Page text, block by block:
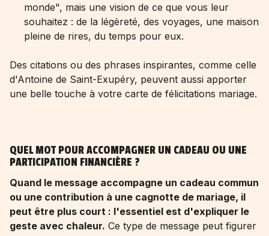
monde", mais une vision de ce que vous leur
souhaitez : de la légèreté, des voyages, une maison
pleine de rires, du temps pour eux.
Des citations ou des phrases inspirantes, comme celle
d'Antoine de Saint-Exupéry, peuvent aussi apporter
une belle touche à votre carte de félicitations mariage.
QUEL MOT POUR ACCOMPAGNER UN CADEAU OU UNE
PARTICIPATION FINANCIÈRE ?
Quand le message accompagne un cadeau commun
ou une contribution à une cagnotte de mariage, il
peut être plus court : l'essentiel est d'expliquer le
geste avec chaleur. Ce type de message peut figurer